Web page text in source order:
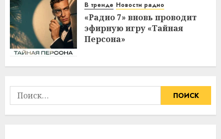
В тренде Новости радио
«Радио 7» вновь проводит
эфирную игру «Тайная
Персона»
Найти: